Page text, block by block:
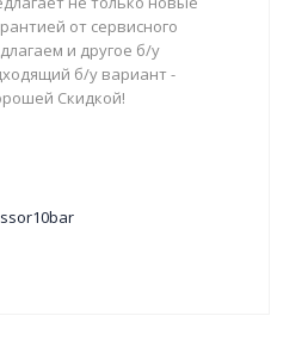
от сервисного
и другое б/у
б/у вариант -
Скидкой!